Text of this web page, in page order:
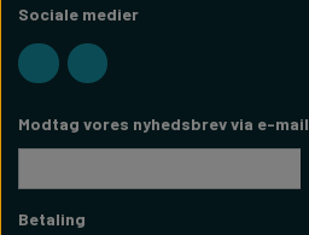
Sociale medier
Modtag vores nyhedsbrev via e-mail
Betaling